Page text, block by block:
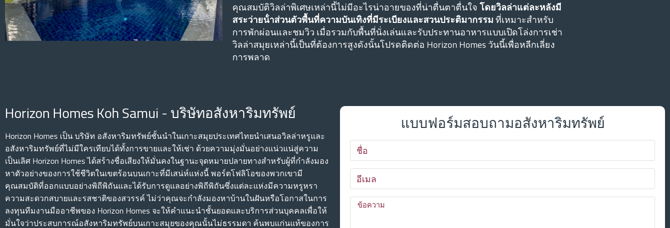
คุณสมบัติวิลล่าพิเศษเหล่านี้ไม่มีอะไรน่าอายของที่น่าตื่นตาตื่นใจ โดยวิลล่าแต่ละหลังมี
สระว่ายน้ําส่วนตัวพื้นที่ความบันเทิงที่มีระเบียงและสวนประติมากรรมที่เหมาะสําหรับ
การพักผ่อนและชมวิว เมื่อรวมกับพื้นที่นั่งเล่นและรับประทานอาหารแบบเปิดโล่งการเช่า
วิลล่าสมุยเหล่านี้เป็นที่ต้องการสูงดังนั้นโปรดติดต่อ Horizon Homes วันนี้เพื่อหลีกเลี่ยง
การพลาด
Horizon Homes Koh Samui - บริษัทอสังหาริมทรัพย์
Horizon Homes เป็น บริษัท อสังหาริมทรัพย์ชั้นนําในเกาะสมุยประเทศไทยนําเสนอวิลล่าหรูและ
อสังหาริมทรัพย์ที่ไม่มีใครเทียบได้ทั้งการขายและให้เช่า ด้วยความมุ่งมั่นอย่างแน่วแน่สู่ความ
เป็นเลิศ Horizon Homes ได้สร้างชื่อเสียงให้มั่นคงในฐานะจุดหมายปลายทางสําหรับผู้ที่กําลังมอง
หาตัวอย่างของการใช้ชีวิตในเขตร้อนบนเกาะที่มีเสน่ห์แห่งนี้ พอร์ตโฟลิโอของพวกเขามี
คุณสมบัติที่ออกแบบอย่างพิถีพิถันและได้รับการดูแลอย่างพิถีพิถันซึ่งแต่ละแห่งมีความหรูหรา
ความสะดวกสบายและรสชาติของสวรรค์ ไม่ว่าคุณจะกําลังมองหาบ้านในฝันหรือโอกาสในการ
ลงทุนทีมงานมืออาชีพของ Horizon Homes จะให้คําแนะนําชั้นยอดและบริการส่วนบุคคลเพื่อให้
มั่นใจว่าประสบการณ์อสังหาริมทรัพย์บนเกาะสมุยของคุณนั้นไม่ธรรมดา ค้นพบแก่นแท้ของการ
แบบฟอร์มสอบถามอสังหาริมทรัพย์